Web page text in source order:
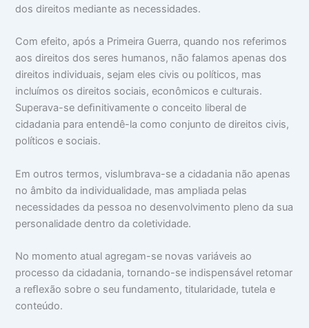
dos direitos mediante as necessidades.
Com efeito, após a Primeira Guerra, quando nos referimos
aos direitos dos seres humanos, não falamos apenas dos
direitos individuais, sejam eles civis ou políticos, mas
incluímos os direitos sociais, econômicos e culturais.
Superava-se deﬁnitivamente o conceito liberal de
cidadania para entendê-la como conjunto de direitos civis,
políticos e sociais.
Em outros termos, vislumbrava-se a cidadania não apenas
no âmbito da individualidade, mas ampliada pelas
necessidades da pessoa no desenvolvimento pleno da sua
personalidade dentro da coletividade.
No momento atual agregam-se novas variáveis ao
processo da cidadania, tornando-se indispensável retomar
a reﬂexão sobre o seu fundamento, titularidade, tutela e
conteúdo.